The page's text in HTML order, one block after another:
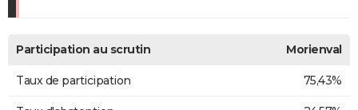
Participation au scrutin Morienval
Taux de participation 75,43%